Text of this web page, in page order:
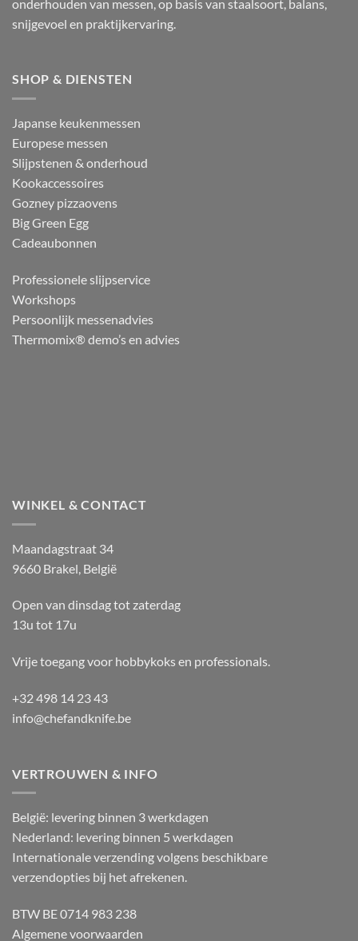
onderhouden van messen, op basis van staalsoort, balans,
snijgevoel en praktijkervaring.
SHOP & DIENSTEN
Japanse keukenmessen
Europese messen
Slijpstenen & onderhoud
Kookaccessoires
Gozney pizzaovens
Big Green Egg
Cadeaubonnen
Professionele slijpservice
Workshops
Persoonlijk messenadvies
Thermomix® demo’s en advies
WINKEL & CONTACT
Maandagstraat 34
9660 Brakel, België
Open van dinsdag tot zaterdag
13u tot 17u
Vrije toegang voor hobbykoks en professionals.
+32 498 14 23 43
info@chefandknife.be
VERTROUWEN & INFO
België: levering binnen 3 werkdagen
Nederland: levering binnen 5 werkdagen
Internationale verzending volgens beschikbare
verzendopties bij het afrekenen.
BTW BE 0714 983 238
Algemene voorwaarden